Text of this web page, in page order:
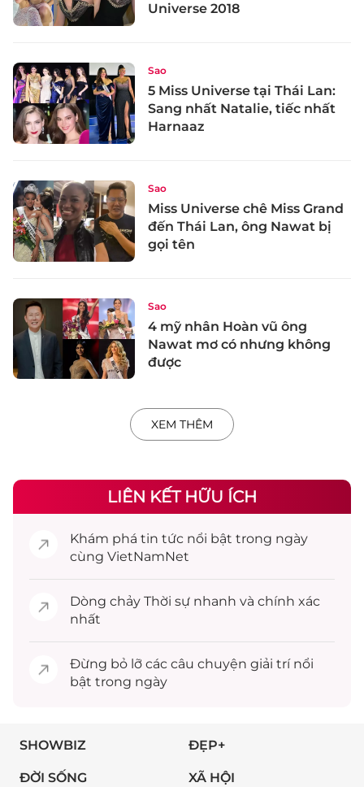
Universe 2018
Sao
5 Miss Universe tại Thái Lan:
Sang nhất Natalie, tiếc nhất
Harnaaz
Sao
Miss Universe chê Miss Grand
đến Thái Lan, ông Nawat bị
gọi tên
Sao
4 mỹ nhân Hoàn vũ ông
Nawat mơ có nhưng không
được
XEM THÊM
LIÊN KẾT HỮU ÍCH
Khám phá tin tức nổi bật trong ngày
cùng VietNamNet
Dòng chảy Thời sự nhanh và chính xác
nhất
Đừng bỏ lỡ các câu chuyện giải trínổi
bật trong ngày
SHOWBIZ ĐẸP+
ĐỜI SỐNG XÃ HỘI